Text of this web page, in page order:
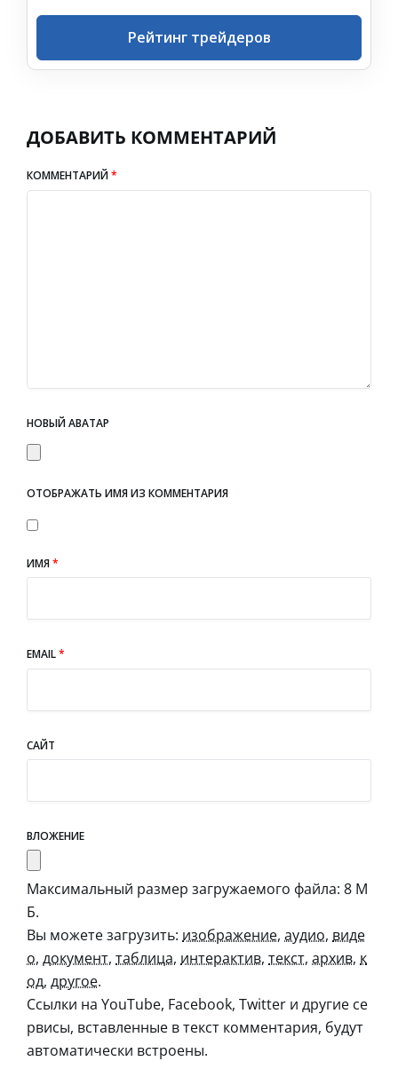
Рейтинг трейдеров
ДОБАВИТЬ КОММЕНТАРИЙ
КОММЕНТАРИЙ*
НОВЫЙ АВАТАР
ОТОБРАЖАТЬ ИМЯ ИЗ КОММЕНТАРИЯ
ИМЯ*
EMAIL*
САЙТ
ВЛОЖЕНИЕ
Максимальный размер загружаемого файла: 8 М
Б.
Вы можете загрузить: изображение, аудио, виде
о, документ, таблица, интерактив, текст, архив, к
од, другое.
Ссылки на YouTube, Facebook, Twitter и другие се
рвисы, вставленные в текст комментария, будут
автоматически встроены.